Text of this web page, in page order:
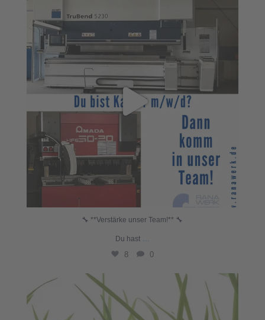
🔧 **Verstärke unser Team!** 🔧
Du hast
8 0